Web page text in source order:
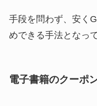
手段を問わず、安く
めできる手法となっ
電子書籍のクーポ